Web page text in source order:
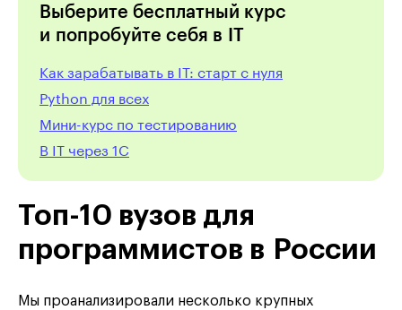
Выберите бесплатный курс
и попробуйте себя в IT
Как зарабатывать в IT: старт с нуля
Python для всех
Мини-курс по тестированию
В IT через 1С
Топ-10 вузов для
программистов в России
Мы проанализировали несколько крупных